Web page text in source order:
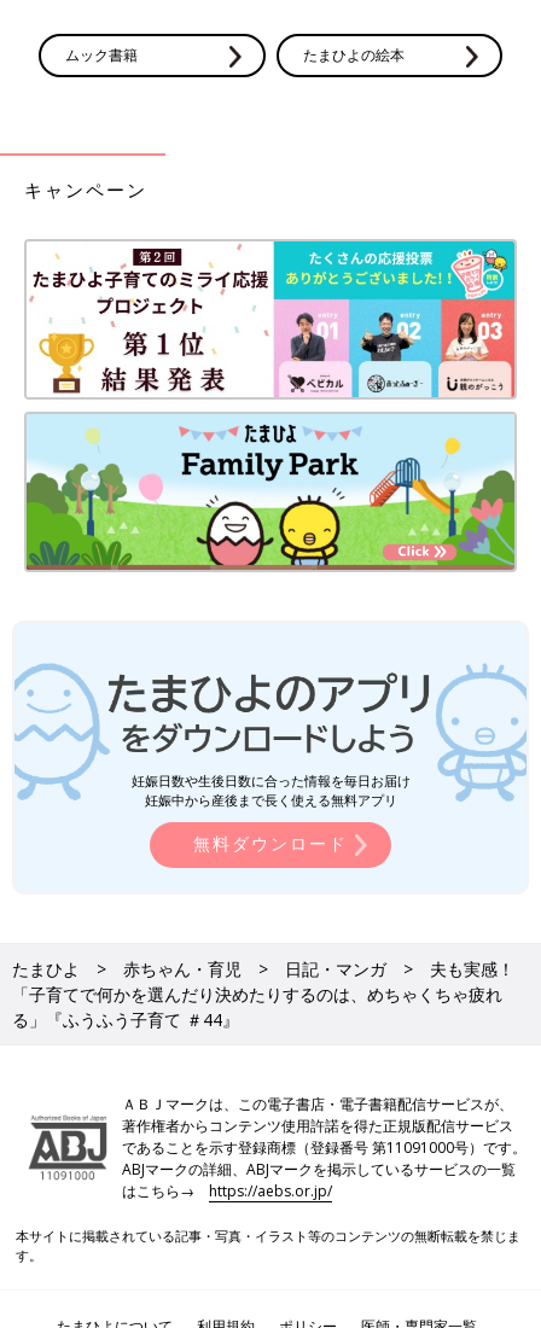
ムック書籍 たまひよの絵本
キャンペーン
妊娠日数や生後日数に合った情報を毎日お届け
妊娠中から産後まで長く使える無料アプリ
無料ダウンロード
たまひよ 赤ちゃん・育児 日記・マンガ
夫も実感！
「子育てで何かを選んだり決めたりするのは、めちゃくちゃ疲れ
る」『ふうふう子育て ＃44』
ＡＢＪマークは、この電子書店・電子書籍配信サービスが、
著作権者からコンテンツ使用許諾を得た正規版配信サービス
であることを示す登録商標（登録番号 第11091000号）です。
ABJマークの詳細、ABJマークを掲示しているサービスの一覧
はこちら→https://aebs.or.jp/
本サイトに掲載されている記事・写真・イラスト等のコンテンツの無断転載を禁じま
す。